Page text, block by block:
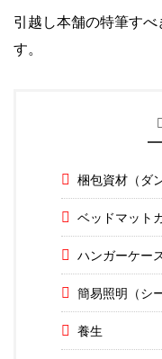
引越し本舗の特筆す
す。
梱包資材（ダ
ベッドマット
ハンガーケー
簡易照明（シ
養生